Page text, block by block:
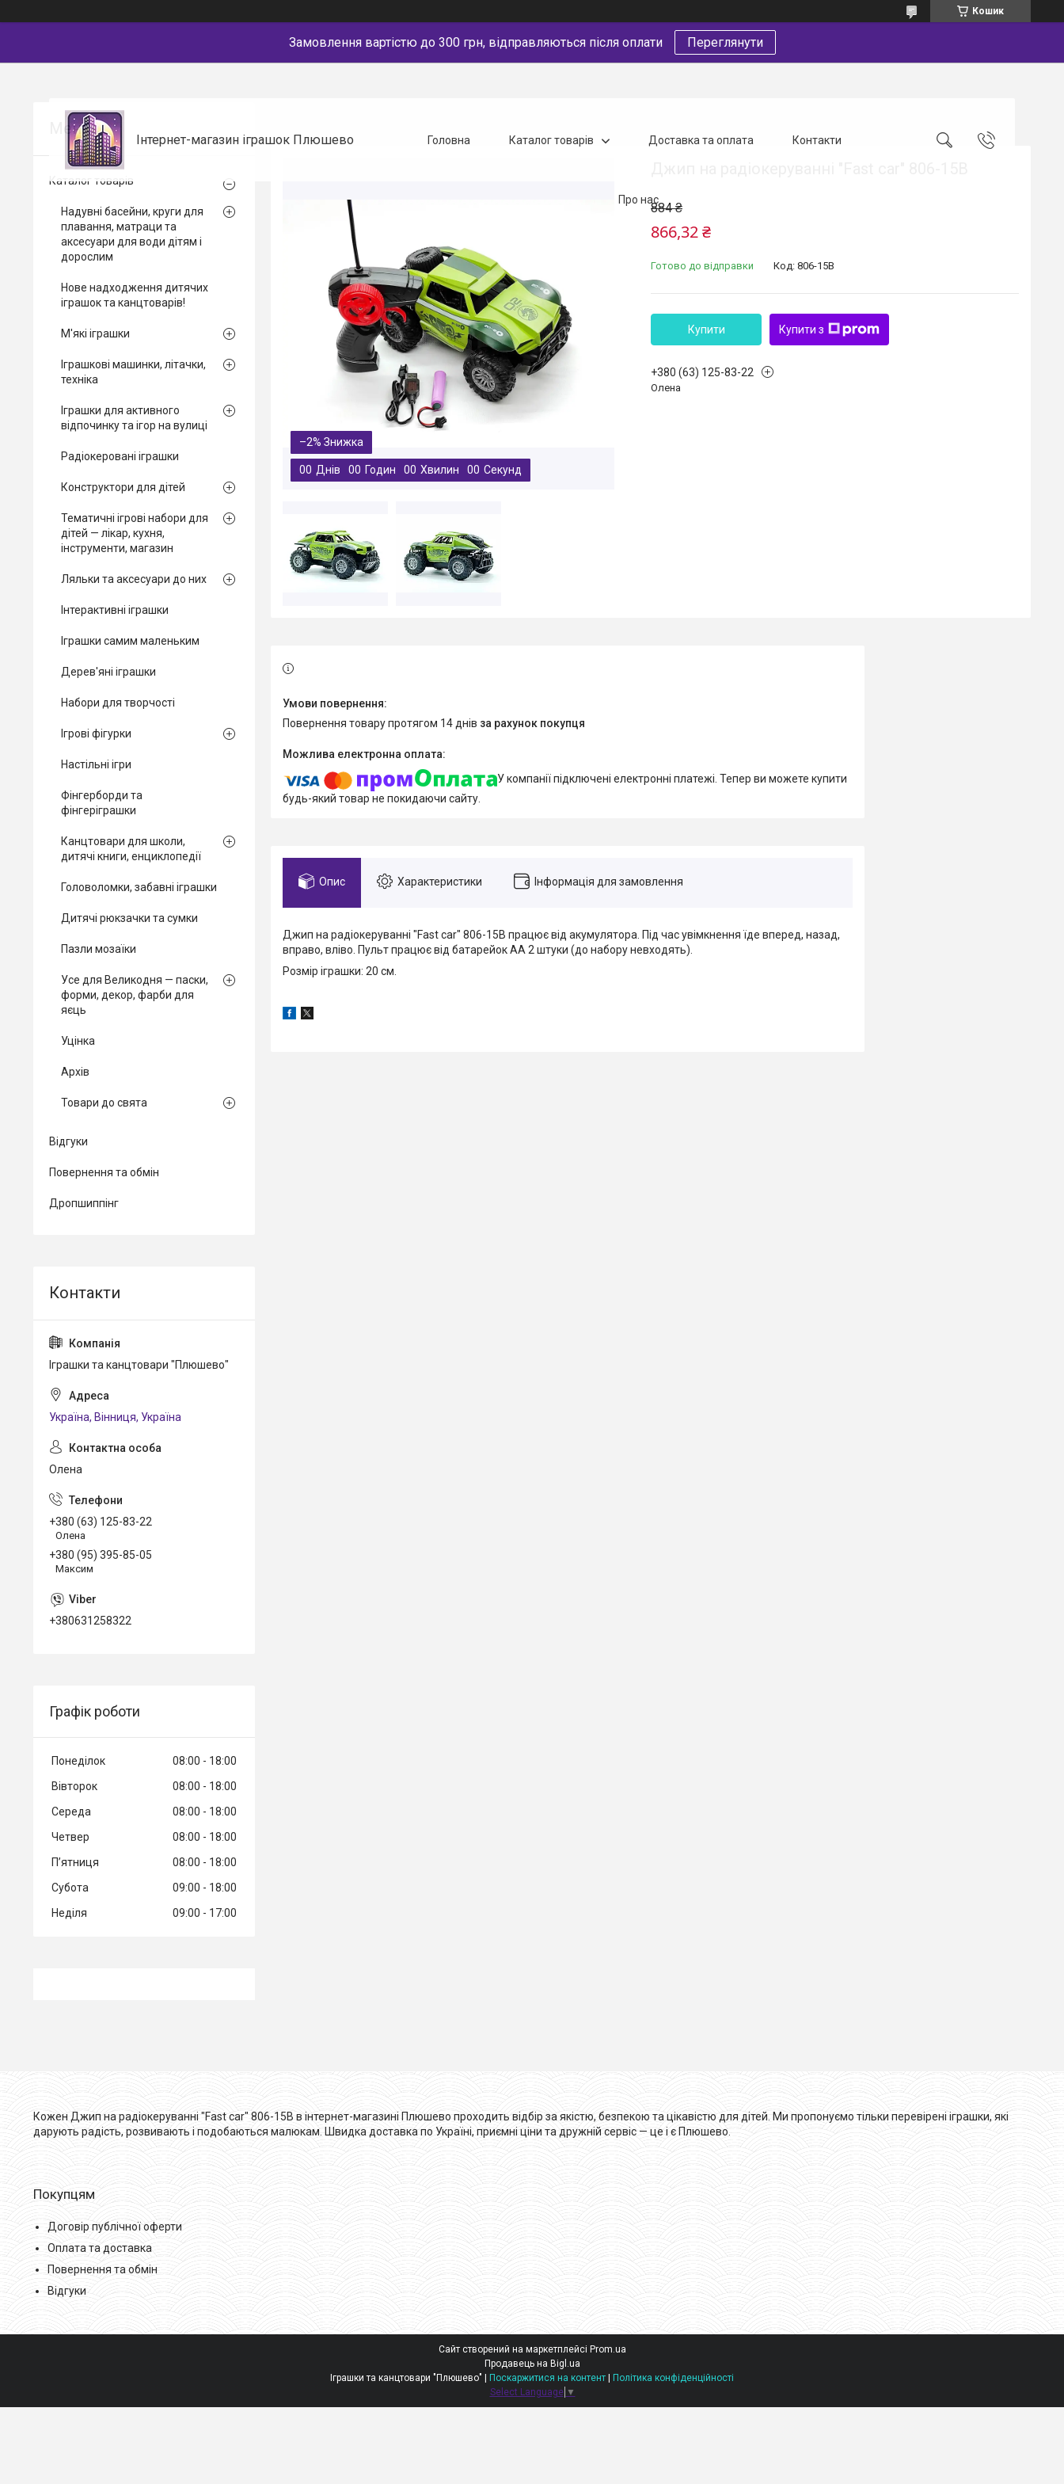
Кошик
Замовлення вартістю до 300 грн, відправляються після оплати Переглянути
Інтернет-магазин іграшок Плюшево Головна Каталог товарів Доставка та оплата Контакти
Про нас
–2%
00 Днів 00 Годин 00 Хвилин 00 Секунд
884 ₴
866,32 ₴
Готово до відправки Код: 806-15B
Купити Купити з
+380 (63) 125-83-22
Олена
повернення товару протягом 14 днів за рахунок покупця
У компанії підключені електронні платежі. Тепер ви можете купити
будь-який товар не покидаючи сайту.
Опис Характеристики Інформація для замовлення
Джип на радіокеруванні "Fast car" 806-15B працює від акумулятора. Під час увімкнення їде вперед, назад,
вправо, вліво. Пульт працює від батарейок АА 2 штуки (до набору невходять).
Розмір іграшки: 20 см.
Каталог товарів
Надувні басейни, круги для
плавання, матраци та
аксесуари для води дітям і
дорослим
Нове надходження дитячих
іграшок та канцтоварів!
М'які іграшки
Іграшкові машинки, літачки,
техніка
Іграшки для активного
відпочинку та ігор на вулиці
Радіокеровані іграшки
Конструктори для дітей
Тематичні ігрові набори для
дітей — лікар, кухня,
інструменти, магазин
Ляльки та аксесуари до них
Інтерактивні іграшки
Іграшки самим маленьким
Дерев'яні іграшки
Набори для творчості
Ігрові фігурки
Настільні ігри
Фінгерборди та
фінгеріграшки
Канцтовари для школи,
дитячі книги, енциклопедії
Головоломки, забавні іграшки
Дитячі рюкзачки та сумки
Пазли мозаїки
Усе для Великодня — паски,
форми, декор, фарби для
яєць
Уцінка
Архів
Товари до свята
Відгуки
Повернення та обмін
Дропшиппінг
Іграшки та канцтовари "Плюшево"
Україна, Вінниця, Україна
Олена
+380 (63) 125-83-22
Олена
+380 (95) 395-85-05
Максим
+380631258322
Графік роботи
Понеділок 08:00
18:00
Вівторок
08:00
18:00
Середа
08:00
18:00
Четвер
08:00
18:00
Пʼятниця
08:00
18:00
Субота
09:00
18:00
Неділя
09:00 17:00
Кожен Джип на радіокеруванні "Fast car" 806-15B в інтернет-магазині Плюшево проходить відбір за якістю, безпекою та цікавістю для дітей. Ми пропонуємо тільки перевірені іграшки, які
дарують радість, розвивають і подобаються малюкам. Швидка доставка по Україні, приємні ціни та дружній сервіс — це і є Плюшево.
Покупцям
Договір публічної оферти
Оплата та доставка
Повернення та обмін
Відгуки
Сайт створений на маркетплейсі Prom.ua
Продавець на Bigl.ua
Іграшки та канцтовари "Плюшево" | Поскаржитися на контент | Політика конфіденційності
Select Language ▼